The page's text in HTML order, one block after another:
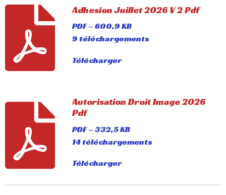
Adhesion Juillet 2026 V 2 Pdf
PDF – 600,9 KB
9 téléchargements
Télécharger
Autorisation Droit Image 2026
Pdf
PDF – 332,5 KB
14 téléchargements
Télécharger